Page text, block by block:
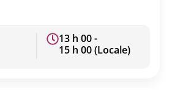
13 h 00 -
15 h 00 (Locale)